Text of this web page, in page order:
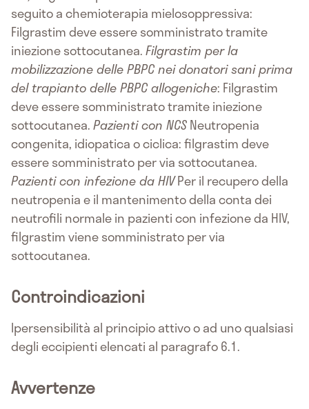
seguito a chemioterapia mielosoppressiva:
Filgrastim deve essere somministrato tramite
iniezione sottocutanea.Filgrastim per la
mobilizzazione delle PBPC nei donatori sani prima
del trapianto delle PBPC allogeniche: Filgrastim
deve essere somministrato tramite iniezione
sottocutanea.Pazienti con NCSNeutropenia
congenita, idiopatica o ciclica: filgrastim deve
essere somministrato per via sottocutanea.
Pazienti con infezione da HIVPer il recupero della
neutropenia e il mantenimento della conta dei
neutrofili normale in pazienti con infezione da HIV,
filgrastim viene somministrato per via
sottocutanea.
Controindicazioni
Ipersensibilità al principio attivo o ad uno qualsiasi
degli eccipienti elencati al paragrafo 6.1.
Avvertenze